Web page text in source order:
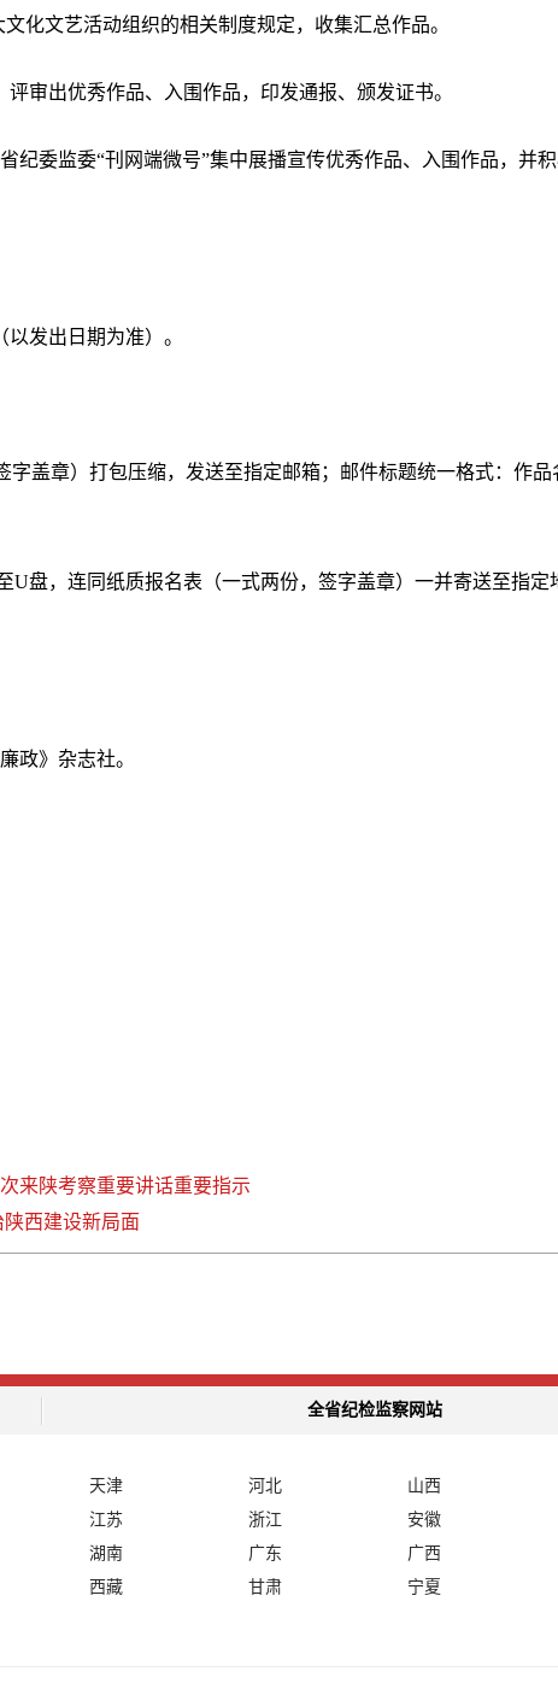
化文艺活动组织的相关制度规定，收集汇总作品。
审出优秀作品、入围作品，印发通报、颁发证书。
纪委监委“刊网端微号”集中展播宣传优秀作品、入围作品，并
发出日期为准）。
盖章）打包压缩，发送至指定邮箱；邮件标题统一格式：作品
U盘，连同纸质报名表（一式两份，签字盖章）一并寄送至指定
政》杂志社。
来陕考察重要讲话重要指示
西建设新局面
全省纪检监察网站
天津 河北 山西
江苏 浙江 安徽
湖南 广东 广西
西藏 甘肃 宁夏